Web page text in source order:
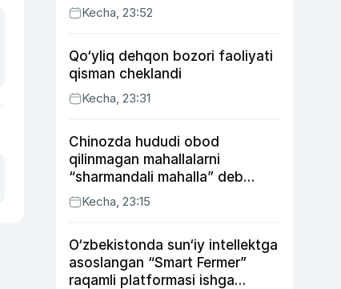
Kecha, 23:52
Qo‘yliq dehqon bozori faoliyati
qisman cheklandi
Kecha, 23:31
Chinozda hududi obod
qilinmagan mahallalarni
“sharmandali mahalla” deb
belgilash boshlandi
Kecha, 23:15
O‘zbekistonda sun‘iy intellektga
asoslangan “Smart Fermer”
raqamli platformasi ishga